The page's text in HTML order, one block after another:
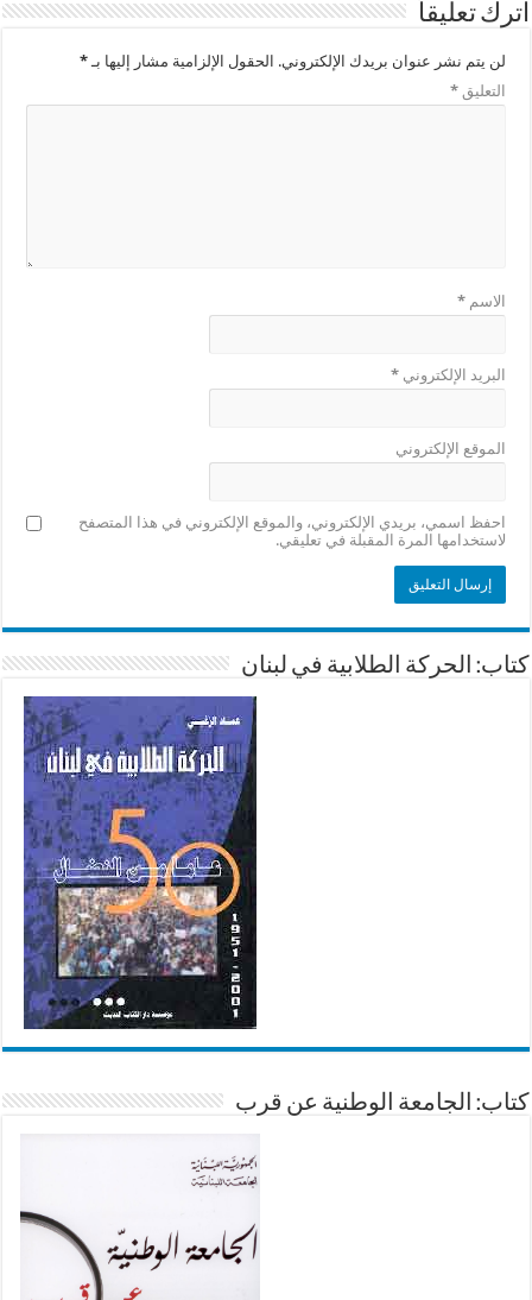
اترك تعليقاً
لن يتم نشر عنوان بريدك الإلكتروني. الحقول الإلزامية مشار إليها بـ*
التعليق*
الاسم*
البريد الإلكتروني*
الموقع الإلكتروني
احفظ اسمي، بريدي الإلكتروني، والموقع الإلكتروني في هذا المتصفح
لاستخدامها المرة المقبلة في تعليقي.
كتاب: الحركة الطلابية في لبنان
كتاب: الجامعة الوطنية عن قرب